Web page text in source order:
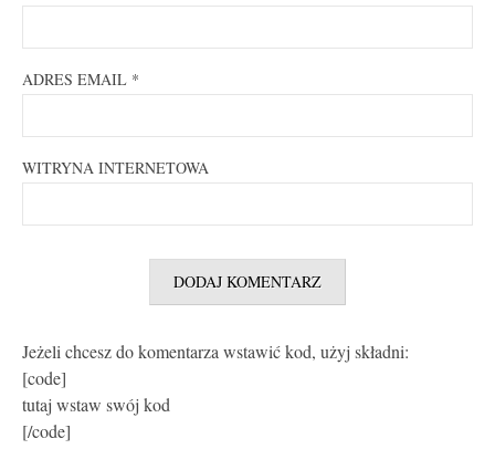
ADRES EMAIL *
WITRYNA INTERNETOWA
Jeżeli chcesz do komentarza wstawić kod, użyj składni:
[code]
tutaj wstaw swój kod
[/code]